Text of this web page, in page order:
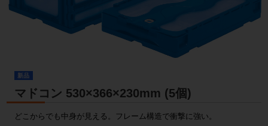
新品
マドコン 530×366×230mm (5個)
どこからでも中身が見える。フレーム構造で衝撃に強い。